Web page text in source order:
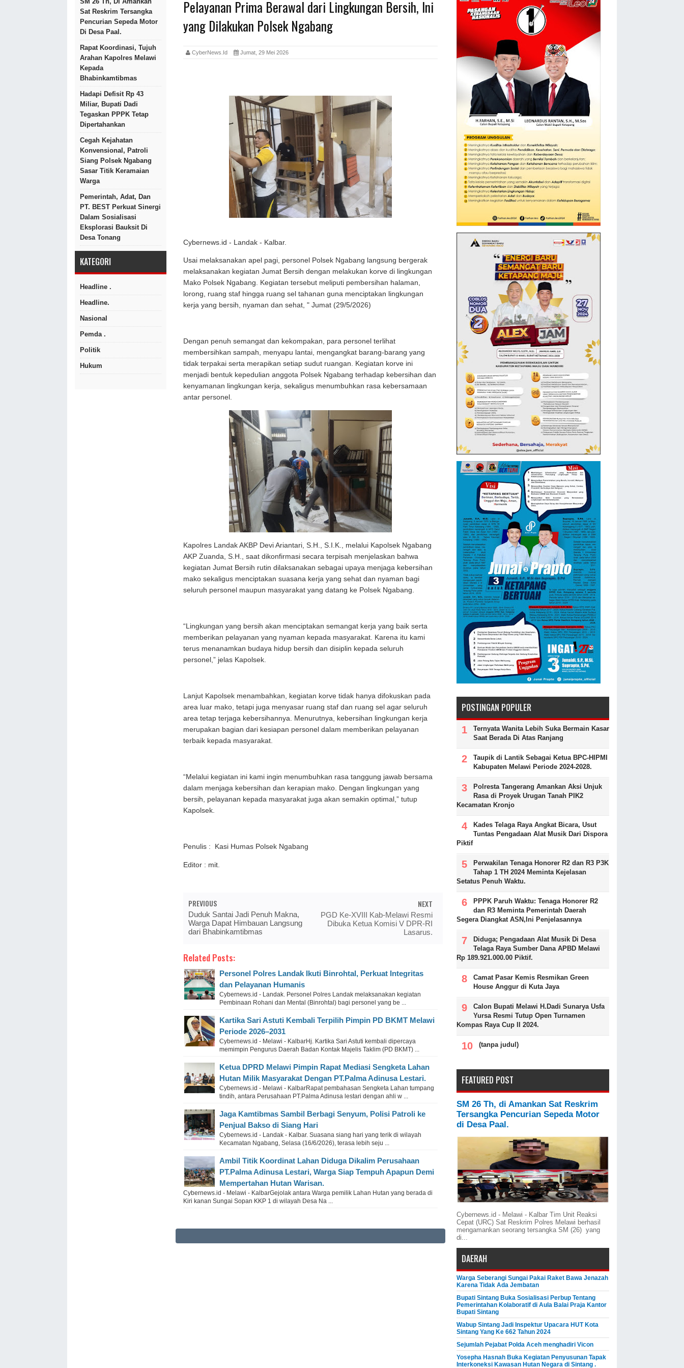
Sat Reskrim Tersangka
Pencurian Sepeda Motor
Di Desa Paal.
Rapat Koordinasi, Tujuh
Arahan Kapolres Melawi
Kepada
Bhabinkamtibmas
Hadapi Defisit Rp 43
Miliar, Bupati Dadi
Tegaskan PPPK Tetap
Dipertahankan
Cegah Kejahatan
Konvensional, Patroli
Siang Polsek Ngabang
Sasar Titik Keramaian
Warga
Pemerintah, Adat, Dan
PT. BEST Perkuat Sinergi
Dalam Sosialisasi
Eksplorasi Bauksit Di
Desa Tonang
KATEGORI
Headline .
Headline.
Nasional
Pemda .
Politik
Hukum
Pelayanan Prima Berawal dari Lingkungan Bersih, Ini
yang Dilakukan Polsek Ngabang
CyberNews.id Jumat, 29 Mei 2026
Cybernews.id - Landak - Kalbar.
Usai melaksanakan apel pagi, personel Polsek Ngabang langsung bergerak
melaksanakan kegiatan Jumat Bersih dengan melakukan korve di lingkungan
Mako Polsek Ngabang. Kegiatan tersebut meliputi pembersihan halaman,
lorong, ruang staf hingga ruang sel tahanan guna menciptakan lingkungan
kerja yang bersih, nyaman dan sehat, " Jumat (29/5/2026)
Dengan penuh semangat dan kekompakan, para personel terlihat
membersihkan sampah, menyapu lantai, mengangkat barang-barang yang
tidak terpakai serta merapikan setiap sudut ruangan. Kegiatan korve ini
menjadi bentuk kepedulian anggota Polsek Ngabang terhadap kebersihan dan
kenyamanan lingkungan kerja, sekaligus menumbuhkan rasa kebersamaan
antar personel.
Kapolres Landak AKBP Devi Ariantari, S.H., S.I.K., melalui Kapolsek Ngabang
AKP Zuanda, S.H., saat dikonfirmasi secara terpisah menjelaskan bahwa
kegiatan Jumat Bersih rutin dilaksanakan sebagai upaya menjaga kebersihan
mako sekaligus menciptakan suasana kerja yang sehat dan nyaman bagi
seluruh personel maupun masyarakat yang datang ke Polsek Ngabang.
“Lingkungan yang bersih akan menciptakan semangat kerja yang baik serta
memberikan pelayanan yang nyaman kepada masyarakat. Karena itu kami
terus menanamkan budaya hidup bersih dan disiplin kepada seluruh
personel,” jelas Kapolsek.
Lanjut Kapolsek menambahkan, kegiatan korve tidak hanya difokuskan pada
area luar mako, tetapi juga menyasar ruang staf dan ruang sel agar seluruh
area tetap terjaga kebersihannya. Menurutnya, kebersihan lingkungan kerja
merupakan bagian dari kesiapan personel dalam memberikan pelayanan
terbaik kepada masyarakat.
“Melalui kegiatan ini kami ingin menumbuhkan rasa tanggung jawab bersama
dalam menjaga kebersihan dan kerapian mako. Dengan lingkungan yang
bersih, pelayanan kepada masyarakat juga akan semakin optimal,” tutup
Kapolsek.
Penulis : Kasi Humas Polsek Ngabang
Editor : mit.
PREVIOUS
Duduk Santai Jadi Penuh Makna,
Warga Dapat Himbauan Langsung
dari Bhabinkamtibmas
NEXT
PGD Ke-XVIII Kab-Melawi Resmi
Dibuka Ketua Komisi V DPR-RI
Lasarus.
Related Posts:
Personel Polres Landak Ikuti Binrohtal, Perkuat Integritas
dan Pelayanan Humanis
Cybernews.id - Landak. Personel Polres Landak melaksanakan kegiatan
Pembinaan Rohani dan Mental (Binrohtal) bagi personel yang be ...
Kartika Sari Astuti Kembali Terpilih Pimpin PD BKMT Melawi
Periode 2026–2031
Cybernews.id - Melawi - KalbarHj. Kartika Sari Astuti kembali dipercaya
memimpin Pengurus Daerah Badan Kontak Majelis Taklim (PD BKMT) ...
Ketua DPRD Melawi Pimpin Rapat Mediasi Sengketa Lahan
Hutan Milik Masyarakat Dengan PT.Palma Adinusa Lestari.
Cybernews.id - Melawi - KalbarRapat pembahasan Sengketa Lahan tumpang
tindih, antara Perusahaan PT.Palma Adinusa lestari dengan ahli w ...
Jaga Kamtibmas Sambil Berbagi Senyum, Polisi Patroli ke
Penjual Bakso di Siang Hari
Cybernews.id - Landak - Kalbar. Suasana siang hari yang terik di wilayah
Kecamatan Ngabang, Selasa (16/6/2026), terasa lebih seju ...
Ambil Titik Koordinat Lahan Diduga Dikalim Perusahaan
PT.Palma Adinusa Lestari, Warga Siap Tempuh Apapun Demi
Mempertahan Hutan Warisan.
Cybernews.id - Melawi - KalbarGejolak antara Warga pemilik Lahan Hutan yang berada di
Kiri kanan Sungai Sopan KKP 1 di wilayah Desa Na ...
POSTINGAN POPULER
Ternyata Wanita Lebih Suka Bermain Kasar
Saat Berada Di Atas Ranjang
Taupik di Lantik Sebagai Ketua BPC-HIPMI
Kabupaten Melawi Periode 2024-2028.
Polresta Tangerang Amankan Aksi Unjuk
Rasa di Proyek Urugan Tanah PIK2
Kecamatan Kronjo
Kades Telaga Raya Angkat Bicara, Usut
Tuntas Pengadaan Alat Musik Dari Dispora
Piktif
Perwakilan Tenaga Honorer R2 dan R3 P3K
Tahap 1 TH 2024 Meminta Kejelasan
Setatus Penuh Waktu.
PPPK Paruh Waktu: Tenaga Honorer R2
dan R3 Meminta Pemerintah Daerah
Segera Diangkat ASN,Ini Penjelasannya
Diduga; Pengadaan Alat Musik Di Desa
Telaga Raya Sumber Dana APBD Melawi
Rp 189.921.000.00 Piktif.
Camat Pasar Kemis Resmikan Green
House Anggur di Kuta Jaya
Calon Bupati Melawi H.Dadi Sunarya Usfa
Yursa Resmi Tutup Open Turnamen
Kompas Raya Cup II 2024.
(tanpa judul)
FEATURED POST
SM 26 Th, di Amankan Sat Reskrim
Tersangka Pencurian Sepeda Motor
di Desa Paal.
Cybernews.id - Melawi - Kalbar Tim Unit Reaksi
Cepat (URC) Sat Reskrim Polres Melawi berhasil
mengamankan seorang tersangka SM (26) yang
di...
DAERAH
Warga Seberangi Sungai Pakai Raket Bawa Jenazah
Karena Tidak Ada Jembatan
Bupati Sintang Buka Sosialisasi Perbup Tentang
Pemerintahan Kolaboratif di Aula Balai Praja Kantor
Bupati Sintang
Wabup Sintang Jadi Inspektur Upacara HUT Kota
Sintang Yang Ke 662 Tahun 2024
Sejumlah Pejabat Polda Aceh menghadiri Vicon
Yosepha Hasnah Buka Kegiatan Penyusunan Tapak
Interkoneksi Kawasan Hutan Negara di Sintang .